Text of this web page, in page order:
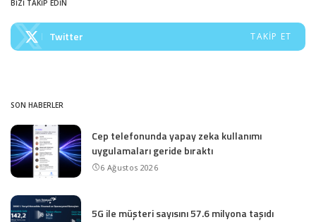
BİZİ TAKİP EDİN
Twitter TAKIP ET
SON HABERLER
Cep telefonunda yapay zeka kullanımı
uygulamaları geride bıraktı
6 Ağustos 2026
5G ile müşteri sayısını 57.6 milyona taşıdı